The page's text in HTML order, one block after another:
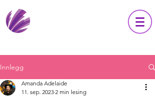
Innlegg
Amanda Adelaide
11. sep. 2023 2 min lesing